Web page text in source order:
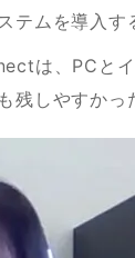
テムを導入す
は、PCと
残しやすかっ